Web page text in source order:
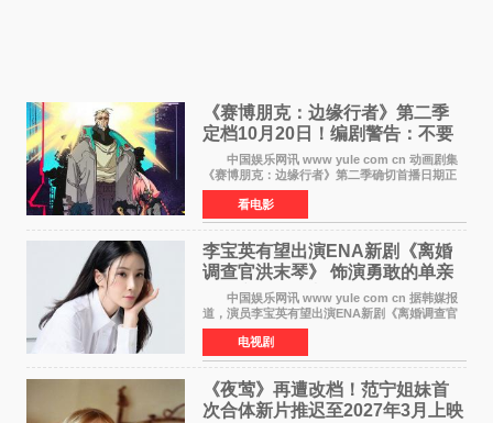
《赛博朋克：边缘行者》第二季
定档10月20日！编剧警告：不要
对角色投入太深
中国娱乐网讯 www yule com cn 动画剧集
《赛博朋克：边缘行者》第二季确切首播日期正
式敲定——将于10月20日在Netflix全球上线。此
前，Netflix韩国官方账号曾短暂出现这一日期信
息，随后迅
看电影
李宝英有望出演ENA新剧《离婚
调查官洪末琴》 饰演勇敢的单亲
妈妈家事调查官
中国娱乐网讯 www yule com cn 据韩媒报
道，演员李宝英有望出演ENA新剧《离婚调查官
洪末琴》女主角，引发观众期待。 李宝英在
剧中饰演家庭法院家事调查官洪末琴一角——即
使在极限状况
电视剧
《夜莺》再遭改档！范宁姐妹首
次合体新片推迟至2027年3月上映